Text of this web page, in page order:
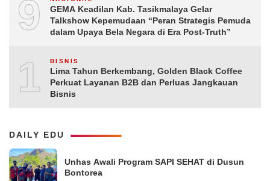
9
GEMA Keadilan Kab. Tasikmalaya Gelar
Talkshow Kepemudaan “Peran Strategis Pemuda
dalam Upaya Bela Negara di Era Post-Truth”
10BISNIS
Lima Tahun Berkembang, Golden Black Coffee
Perkuat Layanan B2B dan Perluas Jangkauan
Bisnis
DAILY EDU
Unhas Awali Program SAPI SEHAT di Dusun
Bontorea